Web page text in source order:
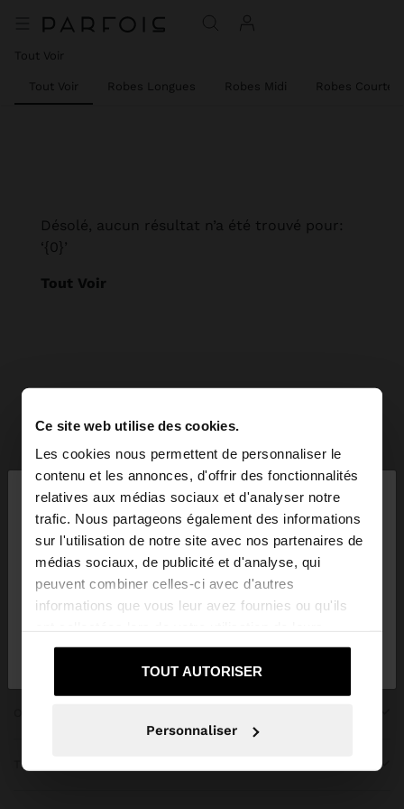
Ce site web utilise des cookies.
Les cookies nous permettent de personnaliser le
contenu et les annonces, d'offrir des fonctionnalités
relatives aux médias sociaux et d'analyser notre
trafic. Nous partageons également des informations
sur l'utilisation de notre site avec nos partenaires de
médias sociaux, de publicité et d'analyse, qui
peuvent combiner celles-ci avec d'autres
informations que vous leur avez fournies ou qu'ils
services.
TOUT AUTORISER
Personnaliser
bonjour ×
Vous accédez au site depuis Egypt. Voulez-vous
parcourir notre site au United States?
Tout Voir
Tout Voir Robes Longues Robes Midi Robes Courtes
Désolé, aucun résultat n’a été trouvé pour:
‘{0}’
Tout Voir
Parfois Vêtements Robes
REJOIGNEZ NOTRE NEWSLETTER
et obtenez 10% de réduction
TENDANCES